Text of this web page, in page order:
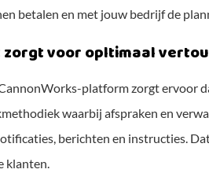
betalen en met jouw bedrijf de
zorgt voor opltimaal
platform zorgt ervoor
waarbij afspraken en
berichten en instructies.
klanten.